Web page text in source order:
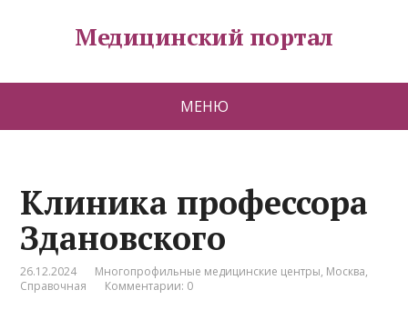
Медицинский портал
МЕНЮ
Клиника профессора
Здановского
26.12.2024 Многопрофильные медицинские центры, Москва,
Справочная
Комментарии: 0